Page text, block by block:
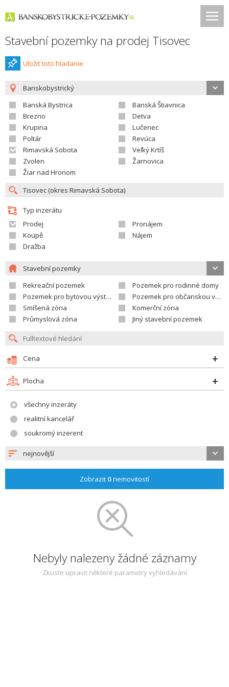
Stavební pozemky na prodej Tisovec
Uložiť toto hladanie
Banskobystrický
Banská Bystrica
Banská Štiavnica
Brezno
Detva
Krupina
Lučenec
Poltár
Revúca
Rimavská Sobota
Veľký Krtíš
Zvolen
Žarnovica
Žiar nad Hronom
Typ inzerátu
Prodej
Pronájem
Koupě
Nájem
Dražba
Stavební pozemky
Rekreační pozemek
Pozemek pro rodinné domy
Pozemek pro bytovou výstavbu
Pozemek pro občanskou vybavenost
Smíšená zóna
Komerční zóna
Průmyslová zóna
Jiný stavební pozemek
Cena
Plocha
všechny inzeráty
realitní kancelář
soukromý inzerent
nejnovější
Zobrazit 0nemovitostí
Nebyly nalezeny žádné záznamy
Zkuste upravit některé parametry vyhledávání